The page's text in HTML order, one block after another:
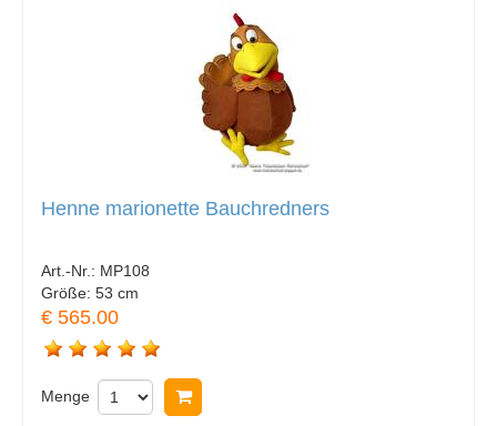
Henne marionette Bauchredners
Art.-Nr.: MP108
Größe: 53 cm
€ 565.00
Menge